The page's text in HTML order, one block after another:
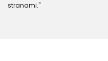
stranami."